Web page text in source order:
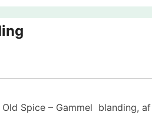
Old Spice – Gammel blanding, af